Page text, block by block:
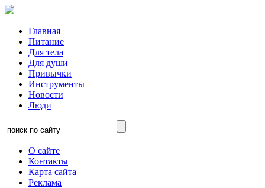
Главная
Питание
Для тела
Для души
Привычки
Инструменты
Новости
Люди
О сайте
Контакты
Карта сайта
Реклама